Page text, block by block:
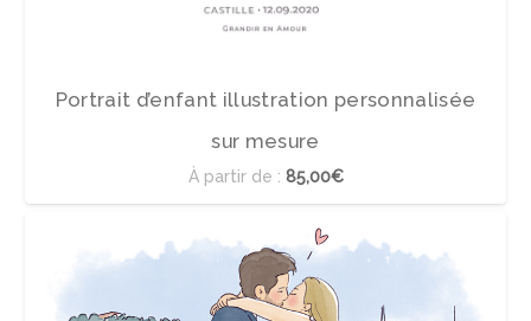
Portrait d’enfant illustration personnalisée
sur mesure
À partir de : 85,00€